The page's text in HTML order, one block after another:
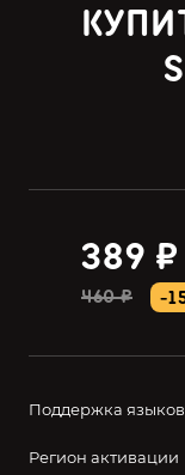
389 ₽
460 ₽ -
Поддержка языков
Регион активации